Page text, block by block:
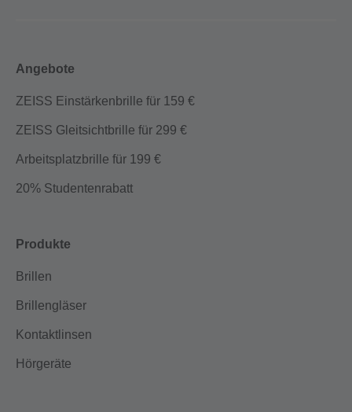
Angebote
ZEISS Einstärkenbrille für 159 €
ZEISS Gleitsichtbrille für 299 €
Arbeitsplatzbrille für 199 €
20% Studentenrabatt
Produkte
Brillen
Brillengläser
Kontaktlinsen
Hörgeräte